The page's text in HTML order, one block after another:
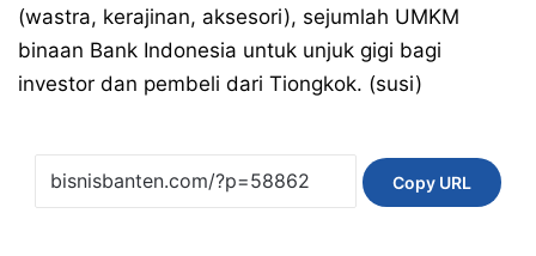
(wastra, kerajinan, aks​esori), sejumlah UMKM
binaan Bank Indonesia untuk unjuk gigi bagi
investor dan pembeli dari Tiongkok. (susi)
Copy URL